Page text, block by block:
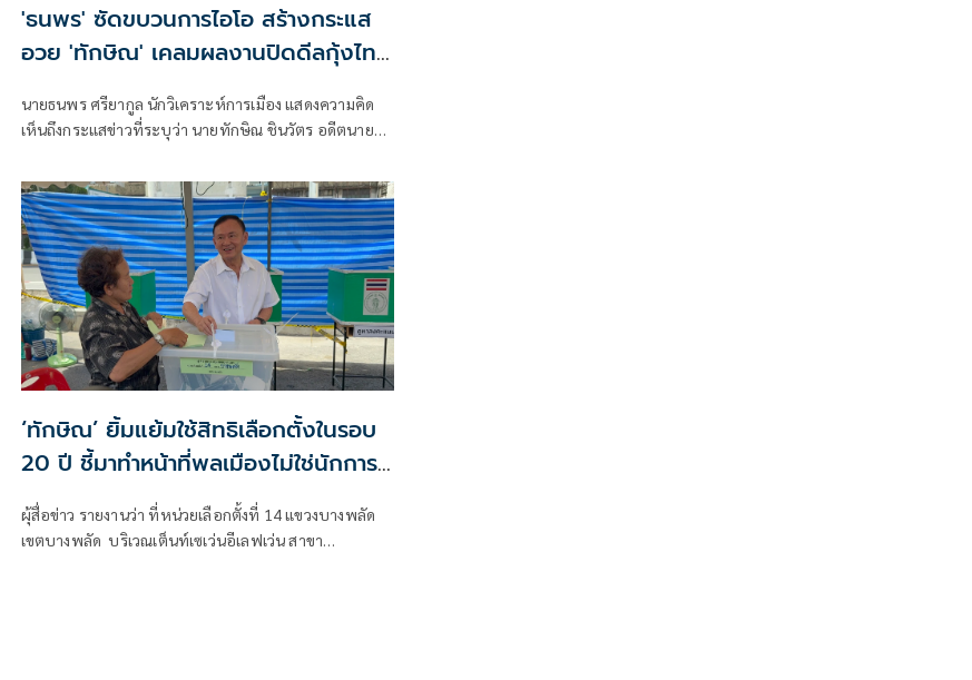
'ธนพร' ซัดขบวนการไอโอ สร้างกระแส
อวย 'ทักษิณ' เคลมผลงานปิดดีลกุ้งไทย
นายธนพร ศรียากูล นักวิเคราะห์การเมือง แสดงความคิด
เห็นถึงกระแสข่าวที่ระบุว่า นายทักษิณ ชินวัตร อดีตนายก
ออกกุ้งไทยไปยังประเทศมาเลเซีย โดยระบุว่า ข่าวดังกล่าว
เป็นเพียงการสร้างกระแสจากผู้สนับสนุนทางการเมือง
เท่านั้น
‘ทักษิณ’ ยิ้มแย้มใช้สิทธิเลือกตั้งในรอบ
20 ปี ชี้มาทำหน้าที่พลเมืองไม่ใช่นักการ
เมือง
ผุ้สื่อข่าว รายงานว่า ที่หน่วยเลือกตั้งที่ 14 แขวงบางพลัด
เขตบางพลัด บริเวณเต็นท์เซเว่นอีเลฟเว่น สาขา